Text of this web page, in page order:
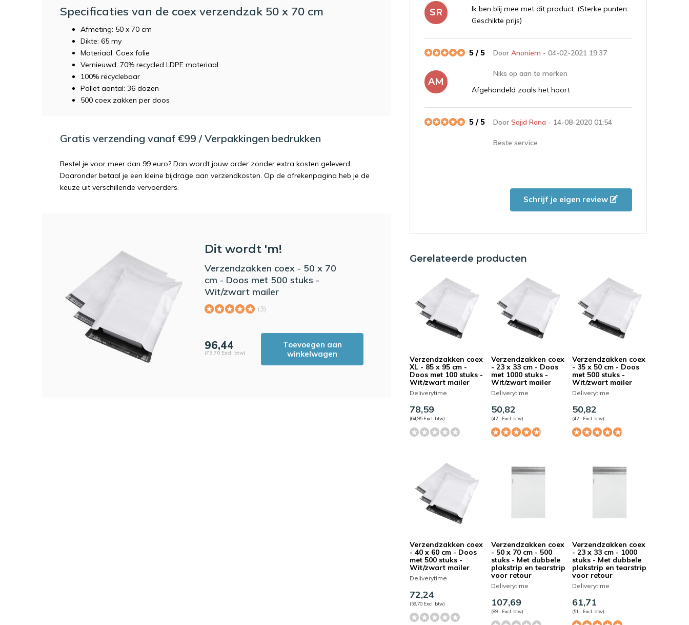
Specificaties van de coex verzendzak 50 x 70 cm
Afmeting: 50 x 70 cm
Dikte: 65 my
Materiaal: Coex folie
Vernieuwd: 70% recycled LDPE materiaal
100% recyclebaar
Pallet aantal: 36 dozen
500 coex zakken per doos
Gratis verzending vanaf €99 / Verpakkingen bedrukken
Bestel je voor meer dan 99 euro? Dan wordt jouw order zonder extra kosten geleverd.
Daaronder betaal je een kleine bijdrage aan verzendkosten. Op de afrekenpagina heb je de
keuze uit verschillende vervoerders.
Dit wordt 'm!
Verzendzakken coex - 50 x 70
cm - Doos met 500 stuks -
Wit/zwart mailer
(3)
96,44
(79,70 Excl. btw)
Toevoegen aan
winkelwagen
SR
Ik ben blij mee met dit product. (Sterke punten:
Geschikte prijs)
AM
DoorAnoniem - 04-02-2021 19:37
5 / 5
Niks op aan te merken
Afgehandeld zoals het hoort
DoorSajid Rana - 14-08-2020 01:54
5 / 5
Beste service
(Sterke punten: Goede service)
Schrijf je eigen review
Gerelateerde producten
Verzendzakken coex
XL - 85 x 95 cm -
Doos met 100 stuks -
Wit/zwart mailer
Deliverytime
78,59
(64,95 Excl. btw)
Verzendzakken coex
- 23 x 33 cm - Doos
met 1000 stuks -
Wit/zwart mailer
Deliverytime
50,82
(42,- Excl. btw)
Verzendzakken coex
- 35 x 50 cm - Doos
met 500 stuks -
Wit/zwart mailer
Deliverytime
50,82
(42,- Excl. btw)
Verzendzakken coex
- 40 x 60 cm - Doos
met 500 stuks -
Wit/zwart mailer
Deliverytime
72,24
(59,70 Excl. btw)
Verzendzakken coex
- 50 x 70 cm - 500
stuks - Met dubbele
plakstrip en tearstrip
voor retour
Deliverytime
107,69
(89,- Excl. btw)
Verzendzakken coex
- 23 x 33 cm - 1000
stuks - Met dubbele
plakstrip en tearstrip
voor retour
Deliverytime
61,71
(51,- Excl. btw)